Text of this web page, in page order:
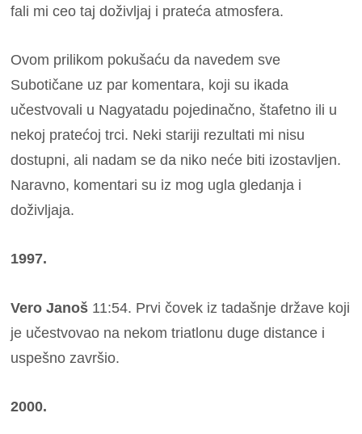
fali mi ceo taj doživljaj i prateća atmosfera.
Ovom prilikom pokušaću da navedem sve
Subotičane uz par komentara, koji su ikada
učestvovali u Nagyatadu pojedinačno, štafetno ili u
nekoj pratećoj trci. Neki stariji rezultati mi nisu
dostupni, ali nadam se da niko neće biti izostavljen.
Naravno, komentari su iz mog ugla gledanja i
doživljaja.
1997.
Vero Janoš 11:54. Prvi čovek iz tadašnje države koji
je učestvovao na nekom triatlonu duge distance i
uspešno završio.
2000.